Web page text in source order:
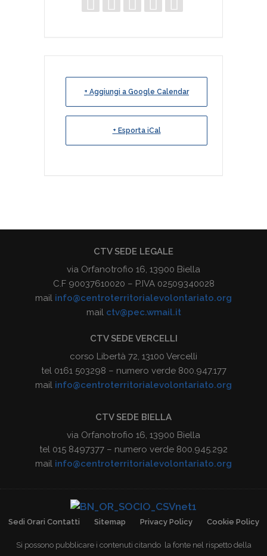
+ Aggiungi a Google Calendar
+ Esporta iCal
CTV SEDE LEGALE
via Orfanotrofio 16, 13900 Biella
C.F 90037610020 – P.IVA 02509340028
mail info@centroterritorialevolontariato.org
mail ctv@pec.wmail.it
CTV SEDE VERCELLI
corso Libertà 72, 13100 Vercelli
tel 0161 503298 – numero verde 800.947.177
mail info@centroterritorialevolontariato.org
CTV SEDE BIELLA
via Orfanotrofio 16, 13900 Biella
tel 015 8497377 – numero verde 800.945.292
mail info@centroterritorialevolontariato.org
Sedi Orari Contatti Sitemap Privacy Policy Cookie Policy
Si possono pubblicare i contenuti citando la fonte nel rispetto della